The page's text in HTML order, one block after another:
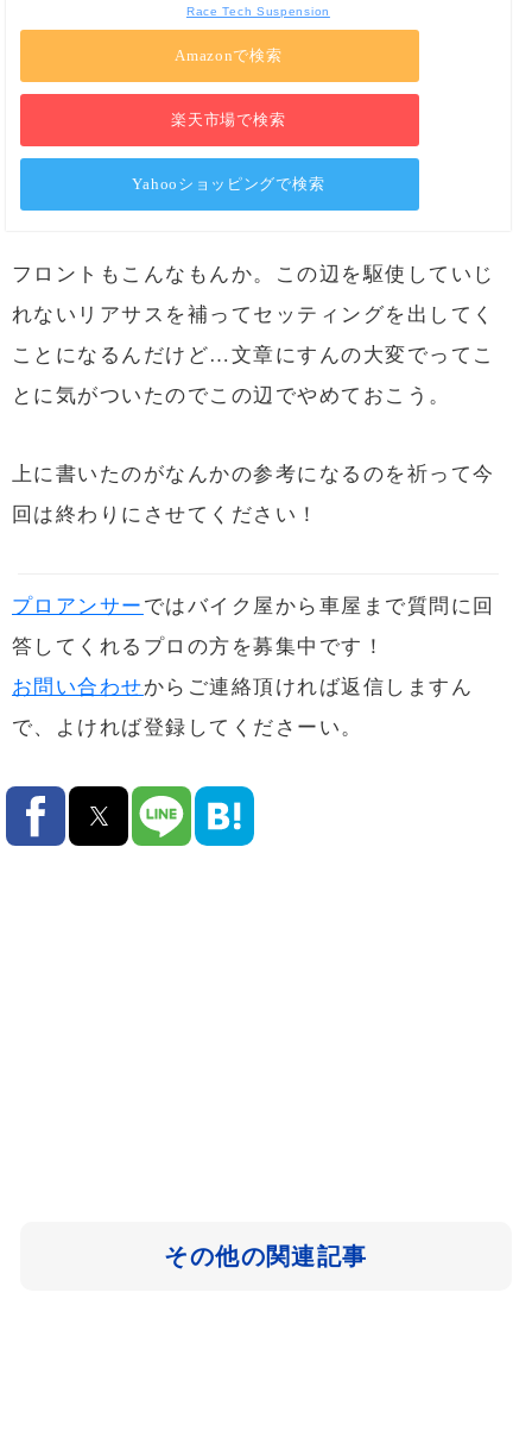
Race Tech Suspension
Amazonで検索
楽天市場で検索
Yahooショッピングで検索
フロントもこんなもんか。この辺を駆使していじ
れないリアサスを補ってセッティングを出してく
ことになるんだけど…文章にすんの大変でってこ
とに気がついたのでこの辺でやめておこう。
上に書いたのがなんかの参考になるのを祈って今
回は終わりにさせてください！
プロアンサー ではバイク屋から車屋まで質問に回
答してくれるプロの方を募集中です！
お問い合わせからご連絡頂ければ返信しますん
で、よければ登録してくださーい。
その他の関連記事